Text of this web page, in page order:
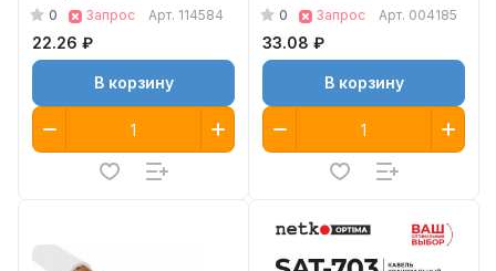
нити AL), белый (100м)
Optima
0 Запрос Арт. 114584
22.26 ₽
В корзину
0 Запрос Арт. 004185
33.08 ₽
В корзину